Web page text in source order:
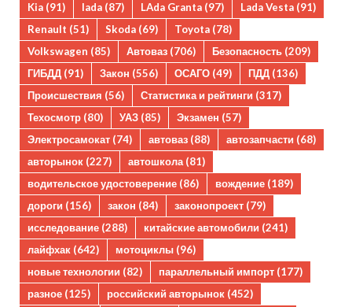
Kia (91) lada (87) LAda Granta (97) Lada Vesta (91)
Renault (51) Skoda (69) Toyota (78)
Volkswagen (85) Автоваз (706) Безопасность (209)
ГИБДД (91) Закон (556) ОСАГО (49) ПДД (136)
Происшествия (56) Статистика и рейтинги (317)
Техосмотр (80) УАЗ (85) Экзамен (57)
Электросамокат (74) автоваз (88) автозапчасти (68)
авторынок (227) автошкола(81)
водительское удостоверение (86) вождение (189)
дороги (156) закон (84) законопроект (79)
исследование (288) китайские автомобили (241)
лайфхак (642) мотоциклы (96)
новые технологии (82) параллельный импорт (177)
разное (125) российский авторынок (452)